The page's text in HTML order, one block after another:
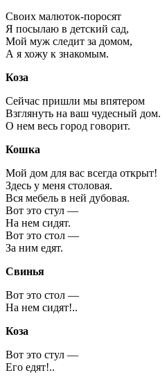
Своих малюток-поросят
Я посылаю в детский сад,
Мой муж следит за домом,
А я хожу к знакомым.
Коза
Сейчас пришли мы впятером
Взглянуть на ваш чудесный дом.
О нем весь город говорит.
Кошка
Мой дом для вас всегда открыт!
Здесь у меня столовая.
Вся мебель в ней дубовая.
Вот это стул —
На нем сидят.
Вот это стол —
За ним едят.
Свинья
Вот это стол —
На нем сидят!..
Коза
Вот это стул —
Его едят!..